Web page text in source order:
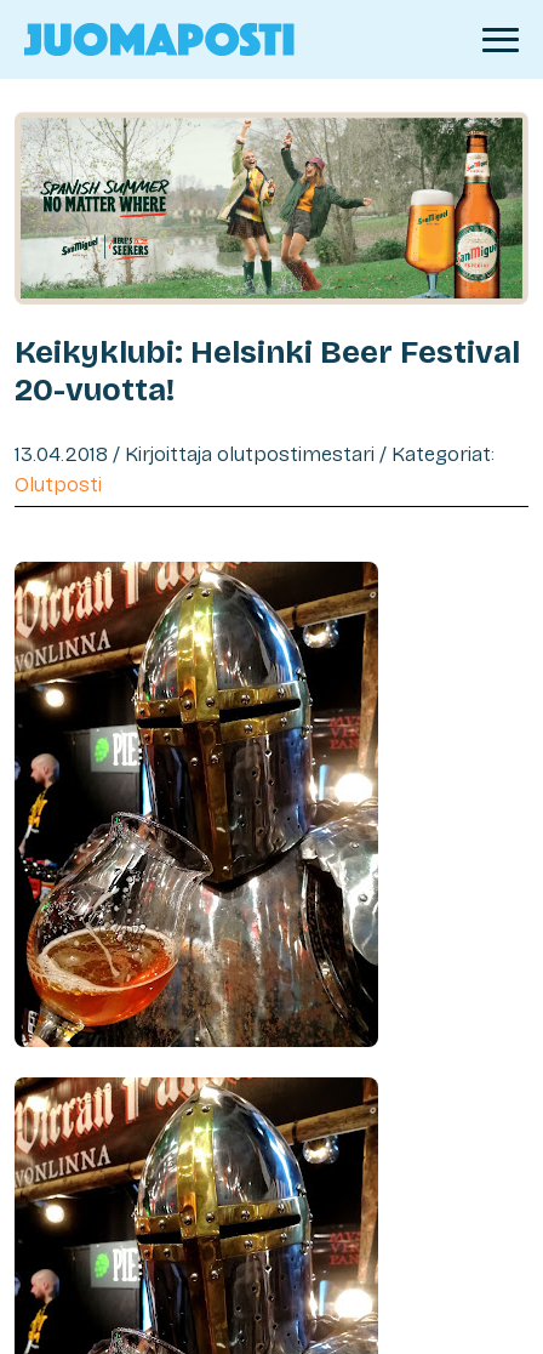
Keikyklubi: Helsinki Beer Festival
20-vuotta!
13.04.2018 / Kirjoittaja olutpostimestari / Kategoriat:
Olutposti